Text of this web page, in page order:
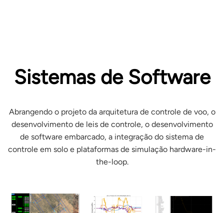
Sistemas de Software
Abrangendo o projeto da arquitetura de controle de voo, o
desenvolvimento de leis de controle, o desenvolvimento
de software embarcado, a integração do sistema de
controle em solo e plataformas de simulação hardware-in-
the-loop.